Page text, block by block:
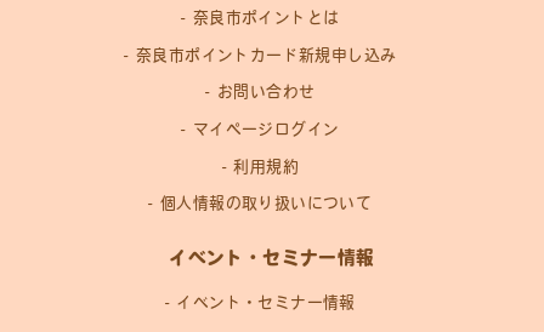
奈良市ポイントとは
奈良市ポイントカード新規申し込み
お問い合わせ
マイページログイン
利用規約
個人情報の取り扱いについて
イベント・セミナー情報
イベント・セミナー情報